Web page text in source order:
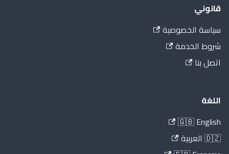
قانوني
سياسة الخصوصية
شروط الخدمة
اتصل بنا
اللغة
🇬🇧 English
🇩🇿 العربية